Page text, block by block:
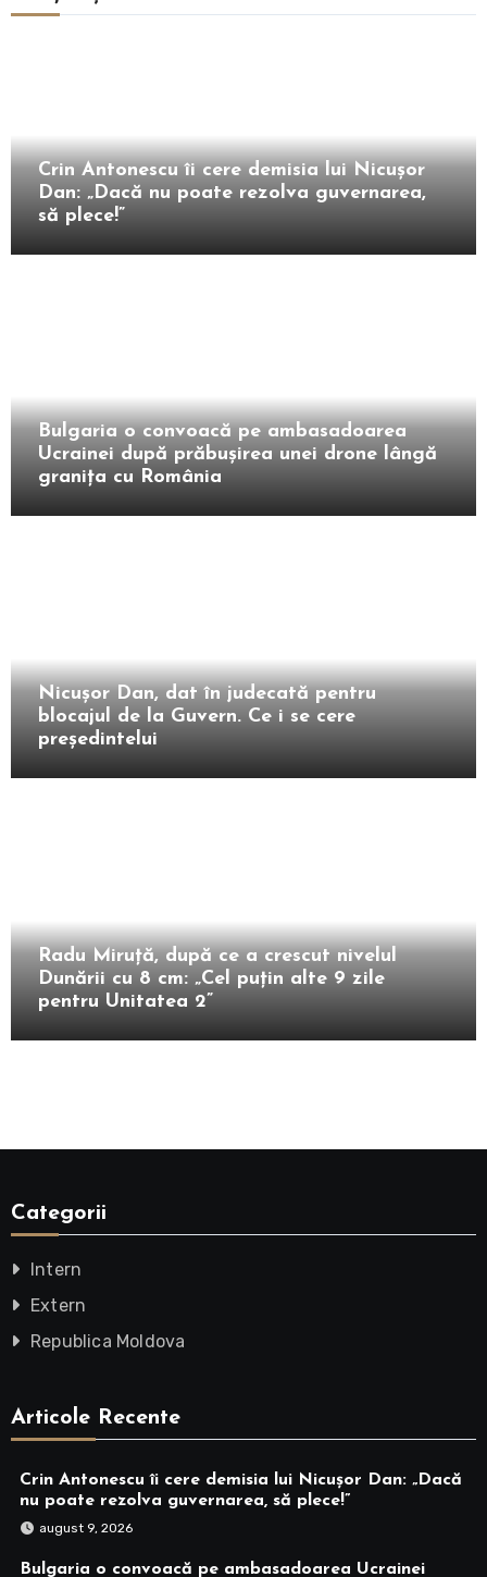
Crin Antonescu îi cere demisia lui Nicușor
Dan: „Dacă nu poate rezolva guvernarea,
să plece!”
Bulgaria o convoacă pe ambasadoarea
Ucrainei după prăbușirea unei drone lângă
granița cu România
Nicușor Dan, dat în judecată pentru
blocajul de la Guvern. Ce i se cere
președintelui
Radu Miruță, după ce a crescut nivelul
Dunării cu 8 cm: „Cel puțin alte 9 zile
pentru Unitatea 2”
Categorii
Intern
Extern
Republica Moldova
Articole Recente
Crin Antonescu îi cere demisia lui Nicușor Dan: „Dacă
nu poate rezolva guvernarea, să plece!”
august 9, 2026
Bulgaria o convoacă pe ambasadoarea Ucrainei